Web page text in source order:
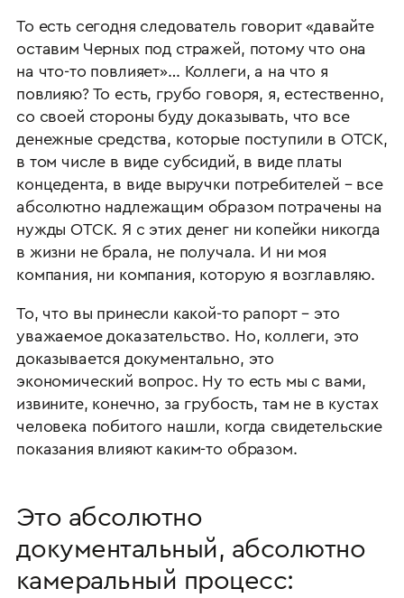
То есть сегодня следователь говорит «давайте
оставим Черных под стражей, потому что она
на что-то повлияет»… Коллеги, а на что я
повлияю? То есть, грубо говоря, я, естественно,
со своей стороны буду доказывать, что все
денежные средства, которые поступили в ОТСК,
в том числе в виде субсидий, в виде платы
концедента, в виде выручки потребителей – все
абсолютно надлежащим образом потрачены на
нужды ОТСК. Я с этих денег ни копейки никогда
в жизни не брала, не получала. И ни моя
компания, ни компания, которую я возглавляю.
То, что вы принесли какой-то рапорт – это
уважаемое доказательство. Но, коллеги, это
доказывается документально, это
экономический вопрос. Ну то есть мы с вами,
извините, конечно, за грубость, там не в кустах
человека побитого нашли, когда свидетельские
показания влияют каким-то образом.
Это абсолютно
документальный, абсолютно
камеральный процесс: